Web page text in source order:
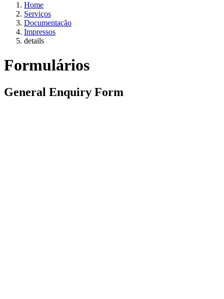
Home
Serviços
Documentação
Impressos
details
Formulários
General Enquiry Form